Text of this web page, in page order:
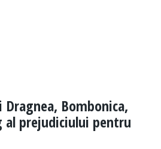
Bombonica,
al prejudiciului pentru